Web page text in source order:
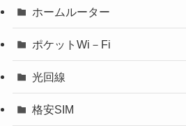
ホームルーター
ポケットWi－Fi
光回線
格安SIM